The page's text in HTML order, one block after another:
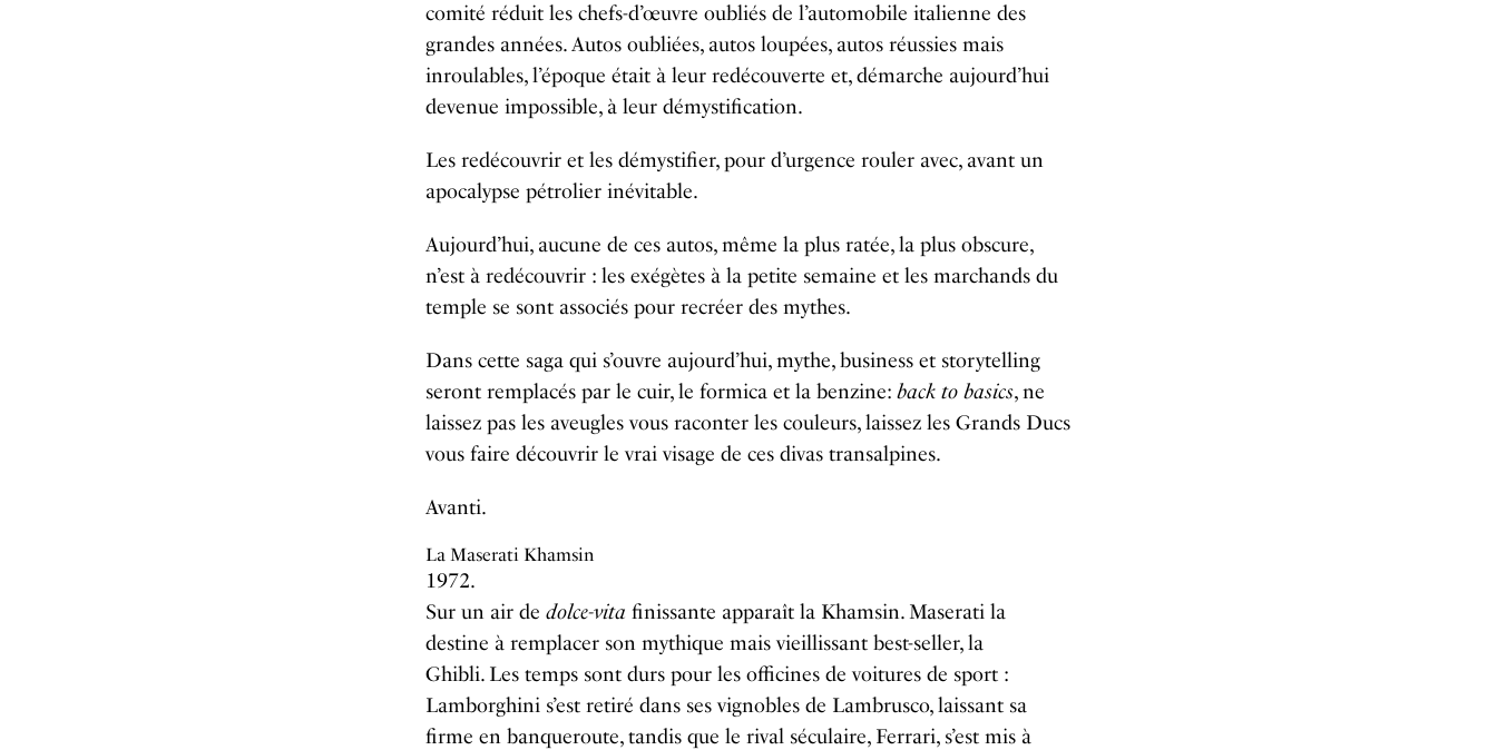
comité réduit les chefs-d’œuvre oubliés de l’automobile italienne des
grandes années. Autos oubliées, autos loupées, autos réussies mais
inroulables, l’époque était à leur redécouverte et, démarche aujourd’hui
devenue impossible, à leur démystification.
Les redécouvrir et les démystifier, pour d’urgence rouler avec, avant un
apocalypse pétrolier inévitable.
Aujourd’hui, aucune de ces autos, même la plus ratée, la plus obscure,
n’est à redécouvrir : les exégètes à la petite semaine et les marchands du
temple se sont associés pour recréer des mythes.
Dans cette saga qui s’ouvre aujourd’hui, mythe, business et storytelling
seront remplacés par le cuir, le formica et la benzine: back to basics, ne
laissez pas les aveugles vous raconter les couleurs, laissez les Grands Ducs
vous faire découvrir le vrai visage de ces divas transalpines.
Avanti.
La Maserati Khamsin
1972.
Sur un air de dolce-vita finissante apparaît la Khamsin. Maserati la
destine à remplacer son mythique mais vieillissant best-seller, la
Ghibli. Les temps sont durs pour les officines de voitures de sport :
Lamborghini s’est retiré dans ses vignobles de Lambrusco, laissant sa
firme en banqueroute, tandis que le rival séculaire, Ferrari, s’est mis à